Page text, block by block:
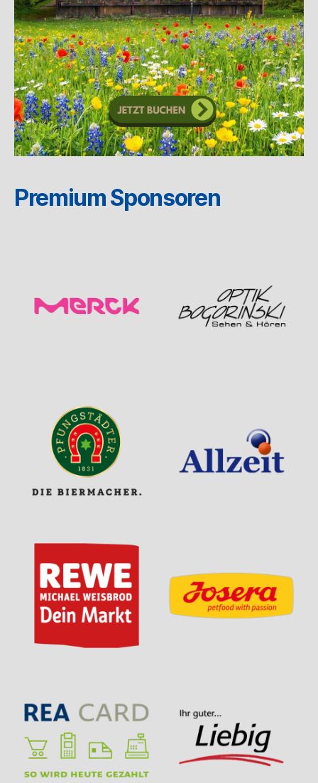
Premium Sponsoren